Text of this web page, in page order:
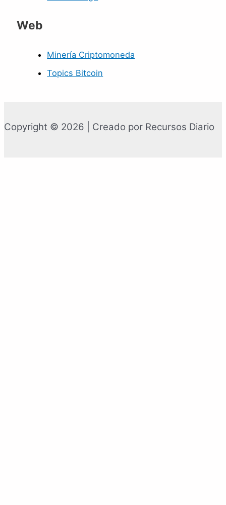
Web
Minería Criptomoneda
Topics Bitcoin
Copyright © 2026 | Creado por Recursos Diario